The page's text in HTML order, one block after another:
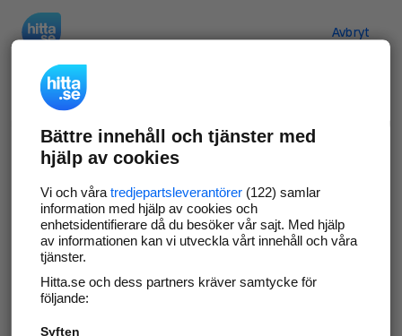
Avbryt
Verifiera ditt företag
Gör som 69 529företag
företagssida på hitta.se och syns bättre mot
kunder i ditt närområde. Helt kostnadsfritt.
Uppdatera din företagsinformation
Svara på och hantera dina omdömen
Bättre innehåll och tjänster med
hjälp av cookies
Vi och våra tredjepartsleverantörer(122) samlar
information med hjälp av cookies och
enhetsidentifierare då du besöker vår sajt. Med hjälp
av informationen kan vi utveckla vårt innehåll och våra
tjänster.
Hitta.se och dess partners kräver samtycke för
följande:
Syften